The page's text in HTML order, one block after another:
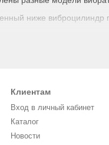
ниже виброцилиндр
эрогенные зоны с
сосков;
Клиентам
Вход в личный кабинет
Каталог
Новости